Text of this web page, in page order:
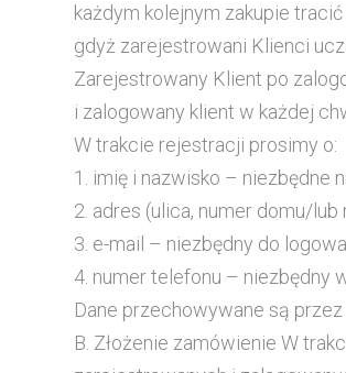
każdym kolejnym zakupie
gdyż zarejestrowani Klienci
Zarejestrowany Klient po
i zalogowany klient w każdej
W trakcie rejestracji prosimy o:
1. imię i nazwisko – niezbędne
2. adres (ulica, numer domu/
3. e-mail – niezbędny do
4. numer telefonu – niezbędny
Dane przechowywane są
B. Złożenie zamówienie W